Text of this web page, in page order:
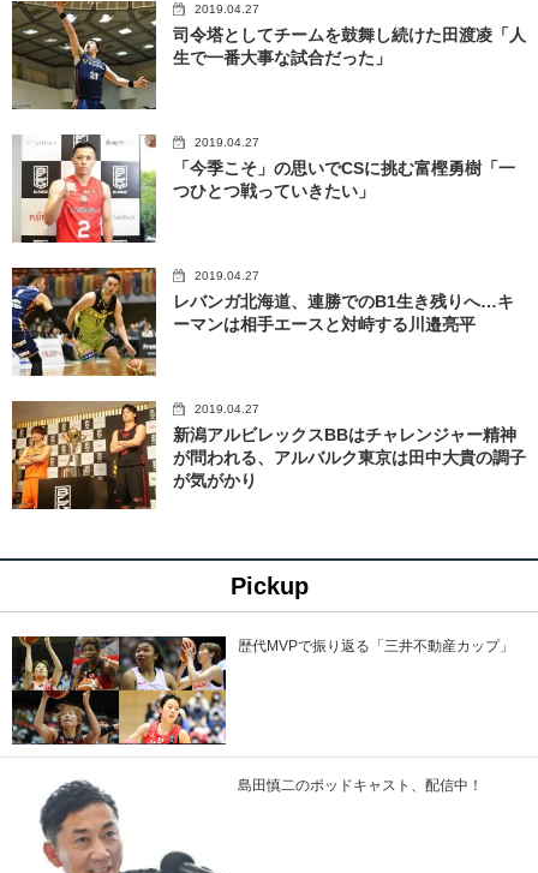
2019.04.27
司令塔としてチームを鼓舞し続けた田渡凌「人
生で一番大事な試合だった」
2019.04.27
「今季こそ」の思いでCSに挑む富樫勇樹「一
つひとつ戦っていきたい」
2019.04.27
レバンガ北海道、連勝でのB1生き残りへ…キ
ーマンは相手エースと対峙する川邉亮平
2019.04.27
新潟アルビレックスBBはチャレンジャー精神
が問われる、アルバルク東京は田中大貴の調子
が気がかり
Pickup
歴代MVPで振り返る「三井不動産カップ」
島田慎二のポッドキャスト、配信中！